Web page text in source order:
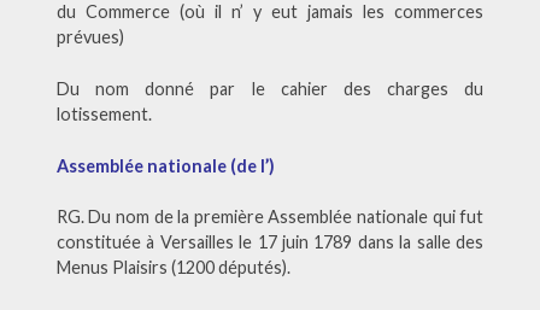
du Commerce (où il n’ y eut jamais les commerces
prévues)
Du nom donné par le cahier des charges du
lotissement.
Assemblée nationale (de l’)
RG. Du nom de la première Assemblée nationale qui fut
constituée à Versailles le 17 juin 1789 dans la salle des
Menus Plaisirs (1200 députés).